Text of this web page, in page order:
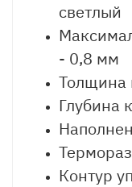
светлый
- 0,8 мм
Толщина
Глубина
Контур